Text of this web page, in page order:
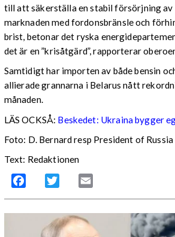
till att säkerställa en stabil försörjning av
marknaden med fordonsbränsle och
brist, betonar det ryska
det är en ”krisåtgärd”, rapporterar
Samtidigt har importen av både bensin
allierade grannarna i Belarus nått
månaden.
LÄS OCKSÅ: Beskedet: Ukraina bygger
Foto: D. Bernard resp President of
Text: Redaktionen
Facebook Twitter